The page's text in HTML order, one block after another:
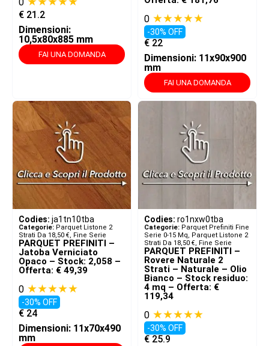
€ 21.2
Dimensioni:
10,5x80x885 mm
FAI UNA DOMANDA
0 ★★★★★
-30% OFF
€ 22
Dimensioni: 11x90x900
mm
FAI UNA DOMANDA
Codies: ja1tn10tba
Categorie: Parquet Listone 2
Strati Da 18,50 €, Fine Serie
PARQUET PREFINITI –
Jatoba Verniciato
Opaco – Stock: 2,058 –
Offerta: € 49,39
0 ★★★★★
-30% OFF
€ 24
Dimensioni: 11x70x490
mm
Codies: ro1nxw0tba
Categorie: Parquet Prefiniti Fine
Serie 0-15 Mq, Parquet Listone 2
Strati Da 18,50 €, Fine Serie
PARQUET PREFINITI –
Rovere Naturale 2
Strati – Naturale – Olio
Bianco – Stock residuo:
4 mq – Offerta: €
119,34
0 ★★★★★
-30% OFF
€ 25.9